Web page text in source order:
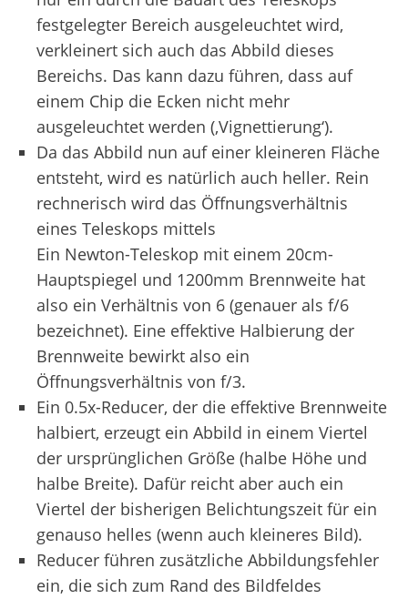
festgelegter Bereich ausgeleuchtet wird,
verkleinert sich auch das Abbild dieses
Bereichs. Das kann dazu führen, dass auf
einem Chip die Ecken nicht mehr
ausgeleuchtet werden (‚Vignettierung‘).
Da das Abbild nun auf einer kleineren Fläche
entsteht, wird es natürlich auch heller. Rein
rechnerisch wird das Öffnungsverhältnis
eines Teleskops mittels
Ein Newton-Teleskop mit einem 20cm-
Hauptspiegel und 1200mm Brennweite hat
also ein Verhältnis von 6 (genauer als f/6
bezeichnet). Eine effektive Halbierung der
Brennweite bewirkt also ein
Öffnungsverhältnis von f/3.
Ein 0.5x-Reducer, der die effektive Brennweite
halbiert, erzeugt ein Abbild in einem Viertel
der ursprünglichen Größe (halbe Höhe und
halbe Breite). Dafür reicht aber auch ein
Viertel der bisherigen Belichtungszeit für ein
genauso helles (wenn auch kleineres Bild).
Reducer führen zusätzliche Abbildungsfehler
ein, die sich zum Rand des Bildfeldes